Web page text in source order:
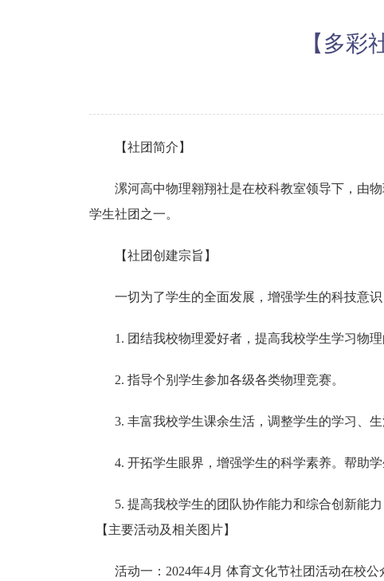
【多
【社团简介】
漯河高中物理翱翔社是在校科教室领导下，由
学生社团之一。
【社团创建宗旨】
一切为了学生的全面发展，增强学生的科技意
1. 团结我校物理爱好者，提高我校学生学习物
2. 指导个别学生参加各级各类物理竞赛。
3. 丰富我校学生课余生活，调整学生的学习、
4. 开拓学生眼界，增强学生的科学素养。帮助
5. 提高我校学生的团队协作能力和综合创新能
【主要活动及相关图片】
活动一：2024年4月 体育文化节社团活动在校公